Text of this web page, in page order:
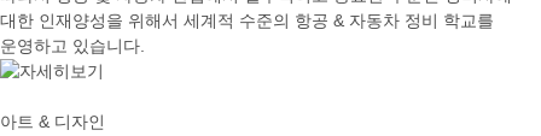
대한 인재양성을 위해서 세계적 수준의 항공 & 자동차 정비 학교를
운영하고 있습니다.
아트 & 디자인